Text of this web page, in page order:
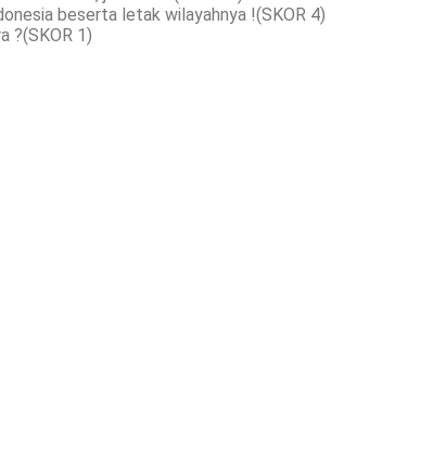
beserta letak wilayahnya !(SKOR 4)
?(SKOR 1)